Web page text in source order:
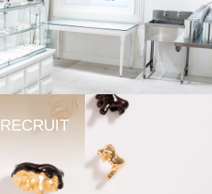
RECRUIT